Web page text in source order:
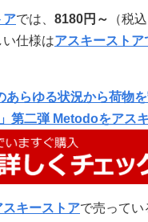
アでは、 8180円～
（税
仕様はアスキーストア
あらゆる状況から荷物
第二弾 Metodoをアス
スキーストアで売ってい